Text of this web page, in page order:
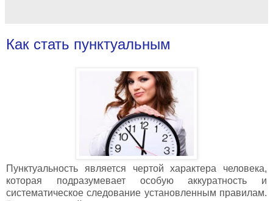
Как стать пунктуальным
Пунктуальность является чертой характера человека,
которая подразумевает особую аккуратность и
систематическое следование установленным правилам.